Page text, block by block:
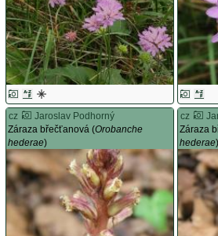
cz
Jaroslav Podhorný
Záraza břečťanová (Orobanche
hederae)
cz
Záraza
hederae)